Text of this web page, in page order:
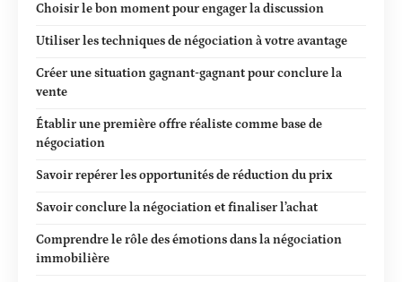
Choisir le bon moment pour engager la discussion
Utiliser les techniques de négociation à votre avantage
Créer une situation gagnant-gagnant pour conclure la
vente
Établir une première offre réaliste comme base de
négociation
Savoir repérer les opportunités de réduction du prix
Savoir conclure la négociation et finaliser l’achat
Comprendre le rôle des émotions dans la négociation
immobilière